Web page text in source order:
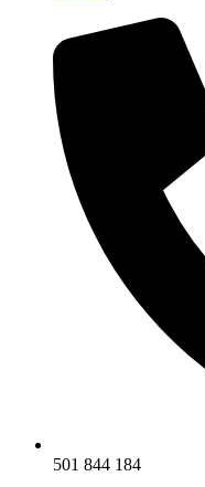
501 844 184